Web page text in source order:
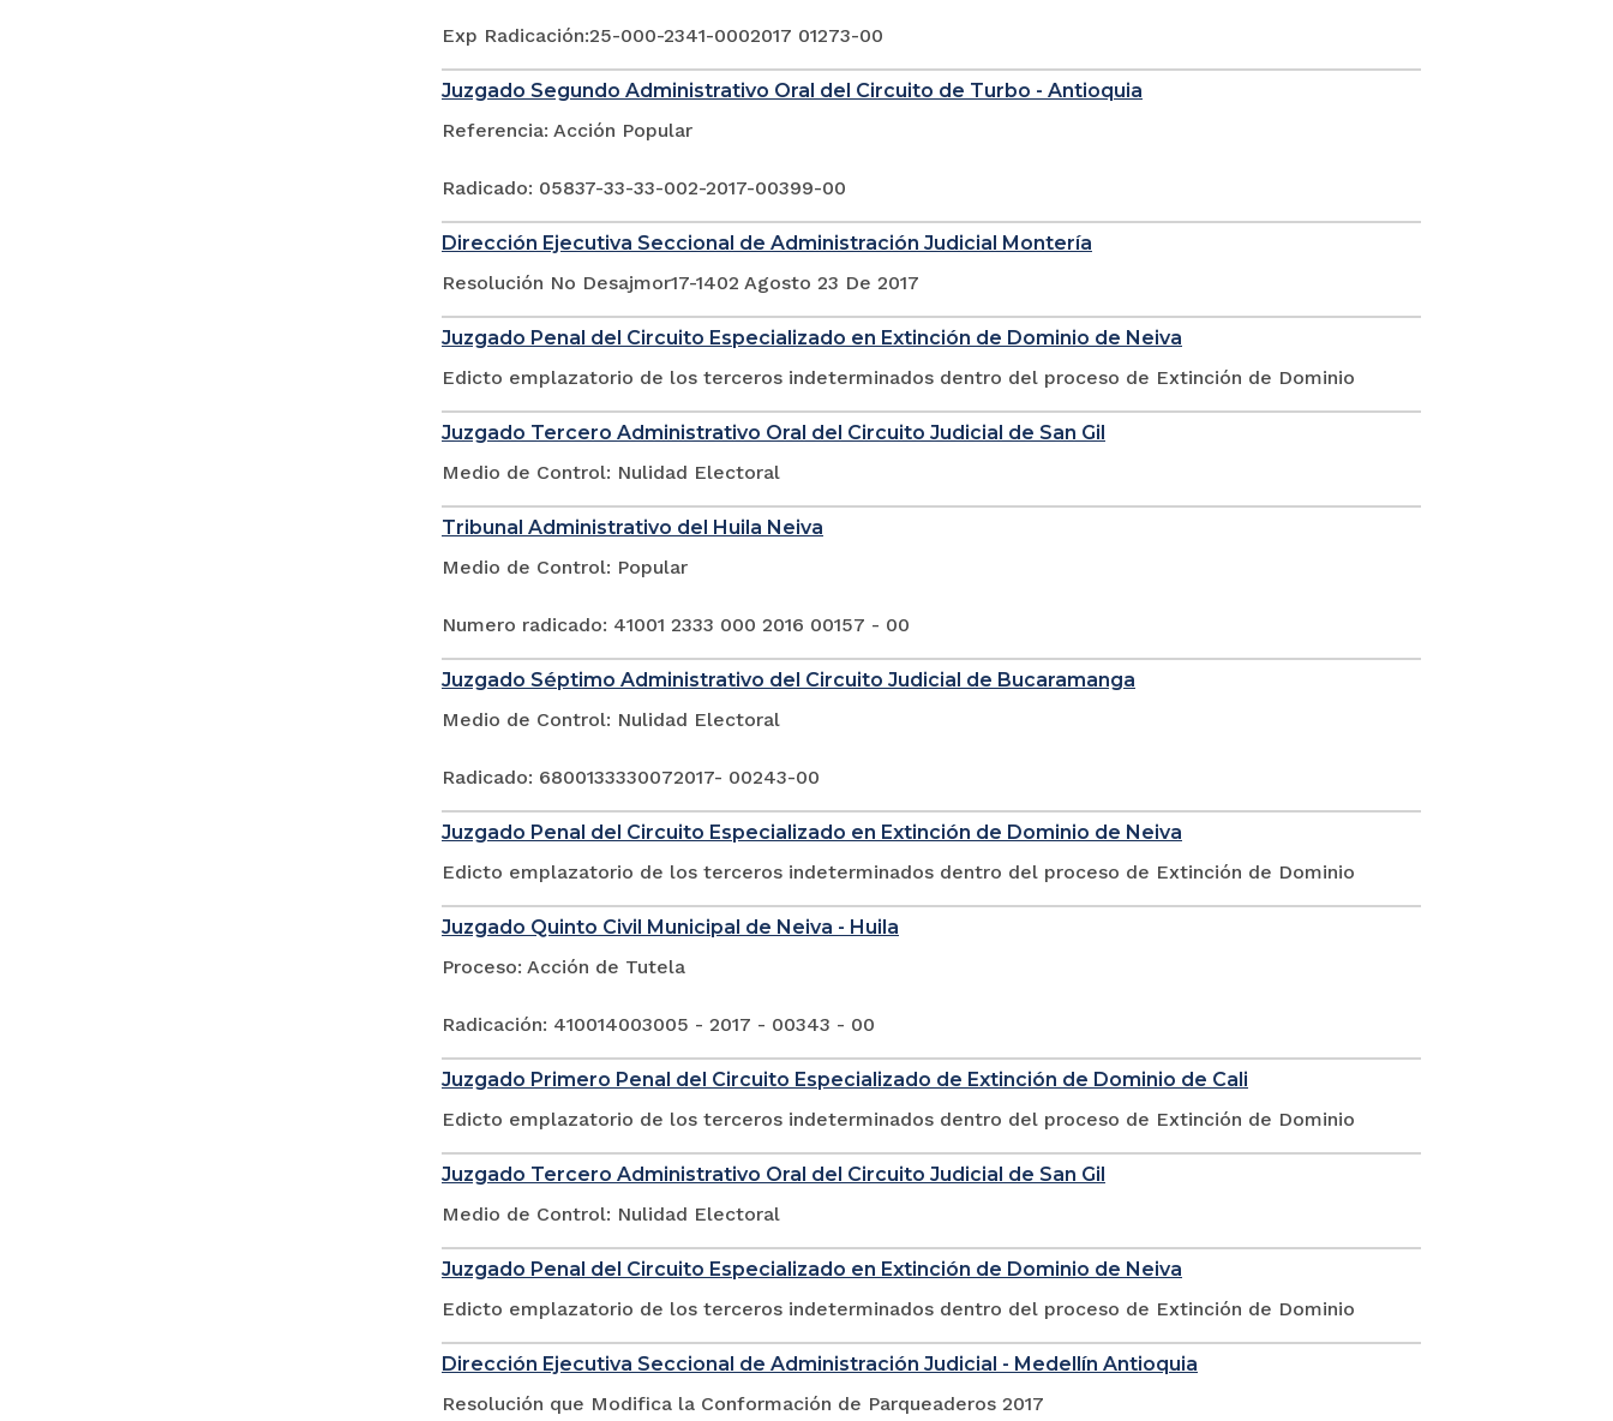
Exp Radicación:25-000-2341-0002017 01273-00
Juzgado Segundo Administrativo Oral del Circuito de Turbo - Antioquia
Referencia: Acción Popular
Radicado: 05837-33-33-002-2017-00399-00
Dirección Ejecutiva Seccional de Administración Judicial Montería
Resolución No Desajmor17-1402 Agosto 23 De 2017
Juzgado Penal del Circuito Especializado en Extinción de Dominio de Neiva
Edicto emplazatorio de los terceros indeterminados dentro del proceso de Extinción de Dominio
Juzgado Tercero Administrativo Oral del Circuito Judicial de San Gil
Medio de Control: Nulidad Electoral
Tribunal Administrativo del Huila Neiva
Medio de Control: Popular
Numero radicado: 41001 2333 000 2016 00157 - 00
Juzgado Séptimo Administrativo del Circuito Judicial de Bucaramanga
Medio de Control: Nulidad Electoral
Radicado: 6800133330072017- 00243-00
Juzgado Penal del Circuito Especializado en Extinción de Dominio de Neiva
Edicto emplazatorio de los terceros indeterminados dentro del proceso de Extinción de Dominio
Juzgado Quinto Civil Municipal de Neiva - Huila
Proceso: Acción de Tutela
Radicación: 410014003005 - 2017 - 00343 - 00
Juzgado Primero Penal del Circuito Especializado de Extinción de Dominio de Cali
Edicto emplazatorio de los terceros indeterminados dentro del proceso de Extinción de Dominio
Juzgado Tercero Administrativo Oral del Circuito Judicial de San Gil
Medio de Control: Nulidad Electoral
Juzgado Penal del Circuito Especializado en Extinción de Dominio de Neiva
Edicto emplazatorio de los terceros indeterminados dentro del proceso de Extinción de Dominio
Dirección Ejecutiva Seccional de Administración Judicial - Medellín Antioquia
Resolución que Modifica la Conformación de Parqueaderos 2017